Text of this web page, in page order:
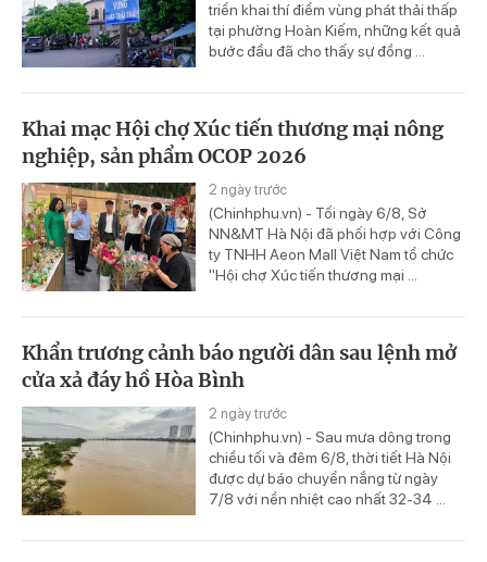
triển khai thí điểm vùng phát thải thấp
tại phường Hoàn Kiếm, những kết quả
bước đầu đã cho thấy sự đồng ...
Khai mạc Hội chợ Xúc tiến thương mại nông
nghiệp, sản phẩm OCOP 2026
2 ngày trước
(Chinhphu.vn) - Tối ngày 6/8, Sở
NN&MT Hà Nội đã phối hợp với Công
ty TNHH Aeon Mall Việt Nam tổ chức
"Hội chợ Xúc tiến thương mại ...
Khẩn trương cảnh báo người dân sau lệnh mở
cửa xả đáy hồ Hòa Bình
2 ngày trước
(Chinhphu.vn) - Sau mưa dông trong
chiều tối và đêm 6/8, thời tiết Hà Nội
được dự báo chuyển nắng từ ngày
7/8 với nền nhiệt cao nhất 32-34 ...